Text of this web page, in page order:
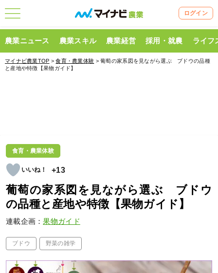
ログイン
農業ニュース 農業スキル 農業経営 採用・就農 ライフ
マイナビ農業TOP >食育・農業体験 > 葡萄の家系図を見ながら選ぶ ブドウの品種
と産地や特徴【果物ガイド】
食育・農業体験
+13
葡萄の家系図を見ながら選ぶ ブドウ
の品種と産地や特徴【果物ガイド】
連載企画：果物ガイド
ブドウ 野菜の雑学